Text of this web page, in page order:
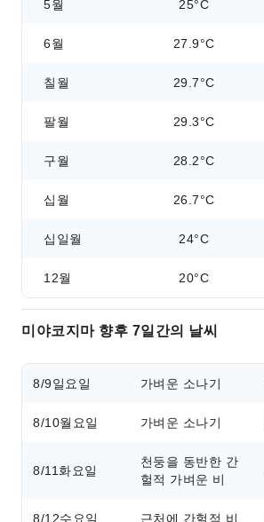
5월 25°C
6월 27.9°C
칠월 29.7°C
팔월 29.3°C
구월 28.2°C
십월 26.7°C
십일월 24°C
12월 20°C
미야코지마 향후 7일간의 날씨
8/9일요일 가벼운 소나기
8/10월요일 가벼운 소나기
8/11 화요일
천둥을 동반한 간
헐적 가벼운 비
8/12수요일 근처에 간헐적 비